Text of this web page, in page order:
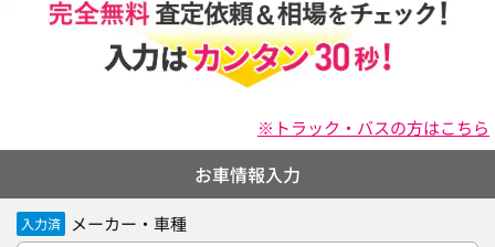
※トラック・バスの方はこちら
お車情報入力
入力済 メーカー・車種